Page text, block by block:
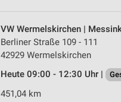
VW Wermelskirchen |
Berliner Straße 109 - 111
42929 Wermelskirchen
Heute 09:00 - 12:30 Uhr |
451,04 km